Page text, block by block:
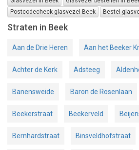
Postcodecheck glasvezel Beek
Bestel
Straten in Beek
Aan de Drie Heren Aan het Beeker
Achter de Kerk Adsteeg
Banensweide Baron de Rosenlaan
Beekerstraat Beekerveld
Bernhardstraat Binsveldhofstraat